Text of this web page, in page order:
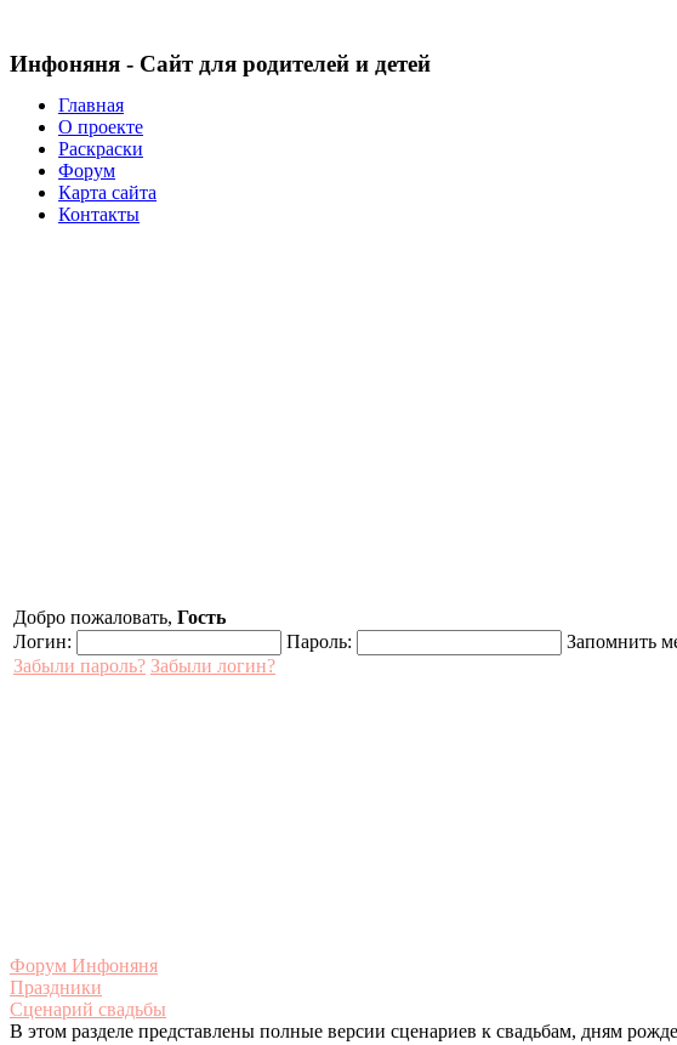
Инфоняня - Сайт для родителей и детей
Главная
О проекте
Раскраски
Форум
Карта сайта
Контакты
Добро пожаловать, Гость
Логин:
Пароль:
Запомнить
Забыли пароль? Забыли логин?
Форум Инфоняня
Праздники
Сценарий свадьбы
В этом разделе представлены полные версии сценариев к свадьбам, дням